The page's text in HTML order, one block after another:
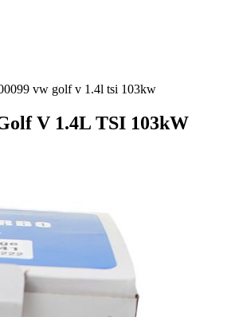
vw golf v 1.4l tsi 103kw
V 1.4L TSI 103kW